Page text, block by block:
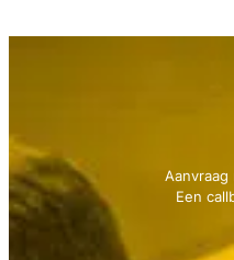
Een